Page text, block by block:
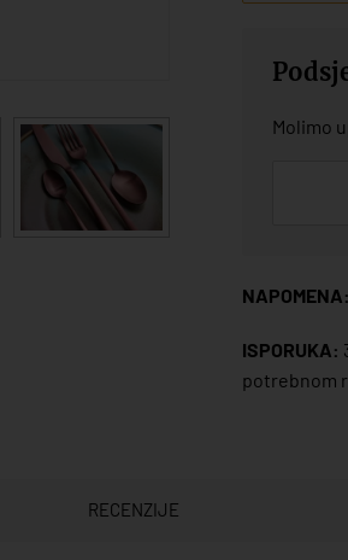
Molimo
NAPOMENA:
ISPORUKA:
potrebnom
RECENZIJE